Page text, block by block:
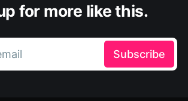
for more like this.
Subscribe